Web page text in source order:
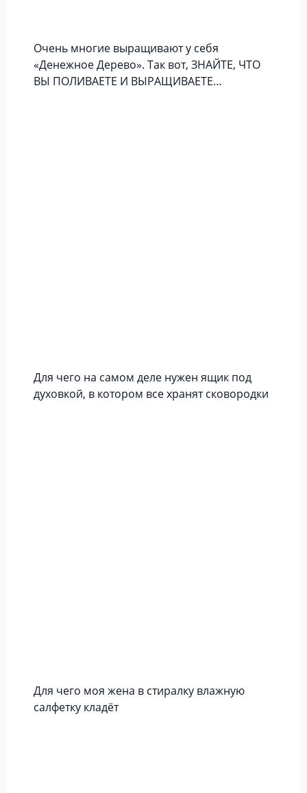
Очень многие выращивают у себя
«Денежное Дерево». Так вот, ЗНАЙТЕ, ЧТО
ВЫ ПОЛИВАЕТЕ И ВЫРАЩИВАЕТЕ…
Для чего на самом деле нужен ящик под
духовкой, в котором все хранят сковородки
Для чего моя жена в стиралку влажную
салфетку кладёт